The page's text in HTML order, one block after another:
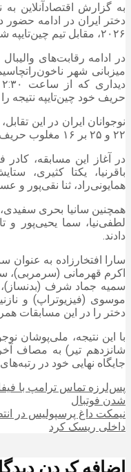
به گزارش اقتصادآنلاین به
۲۰۲۶، مقابل تیم چین‌تایپه شکست خورد.
میزبانی شهر
حریف خود چین‌تایپه نتیجه
۲۲ و ۲۵ بر ۱۶ مغلوب حریف شدند و از کسب پیروزی بازماندند.
در آغاز این مسابقه، کادر
باقرنیا، یکتا کثیری،
همایونی‌راد، ثنا نقی‌پور و
همچنین سانیا بحری سفیدی،
لطفی‌نیا، سما یحیی‌پور و
دادند.
سارا افتخارزاده به
اکرم قهرمانی (سرمربی)،
سمیه جماد شرف (بدنساز)،
موسوی (فیزیوتراپ) و
دختر را در این مسابقات
شانزدهم تیر) به مصاف
جایگاه نهایی خود در
پس‌لرزه تماس ترامپ با
شدن فوتبال
نیمکت داغ پرسپولیس در
داخلی ریسک کرد
اضافه کردن